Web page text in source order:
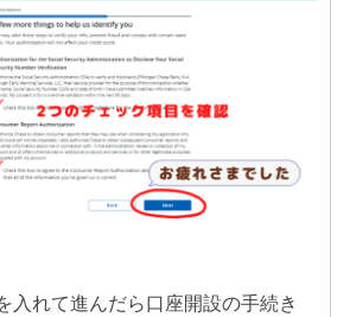
入れて進んだら口座開設の手続き